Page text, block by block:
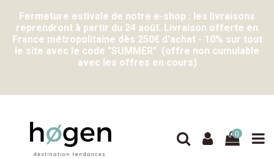
Fermeture estivale de notre e-shop : les livraisons
reprendront à partir du 24 août. Livraison offerte en
France métropolitaine dès 250€ d'achat - 10% sur tout
le site avec le code "SUMMER" (offre non cumulable
avec les offres en cours)
0